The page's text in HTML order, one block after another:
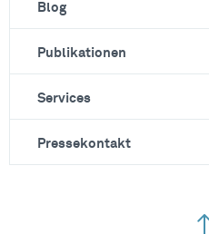
Blog
Publikationen
Services
Pressekontakt